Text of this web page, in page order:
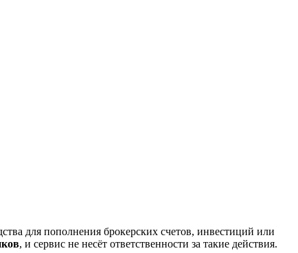
для пополнения брокерских счетов, инвестиций или
, и сервис не несёт ответственности за такие действия.